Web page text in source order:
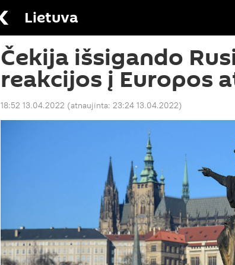
Lietuva
Čekija išsigando
reakcijos į Europos
18:52 13.04.2022 (atnaujinta: 23:24 13.04.2022)